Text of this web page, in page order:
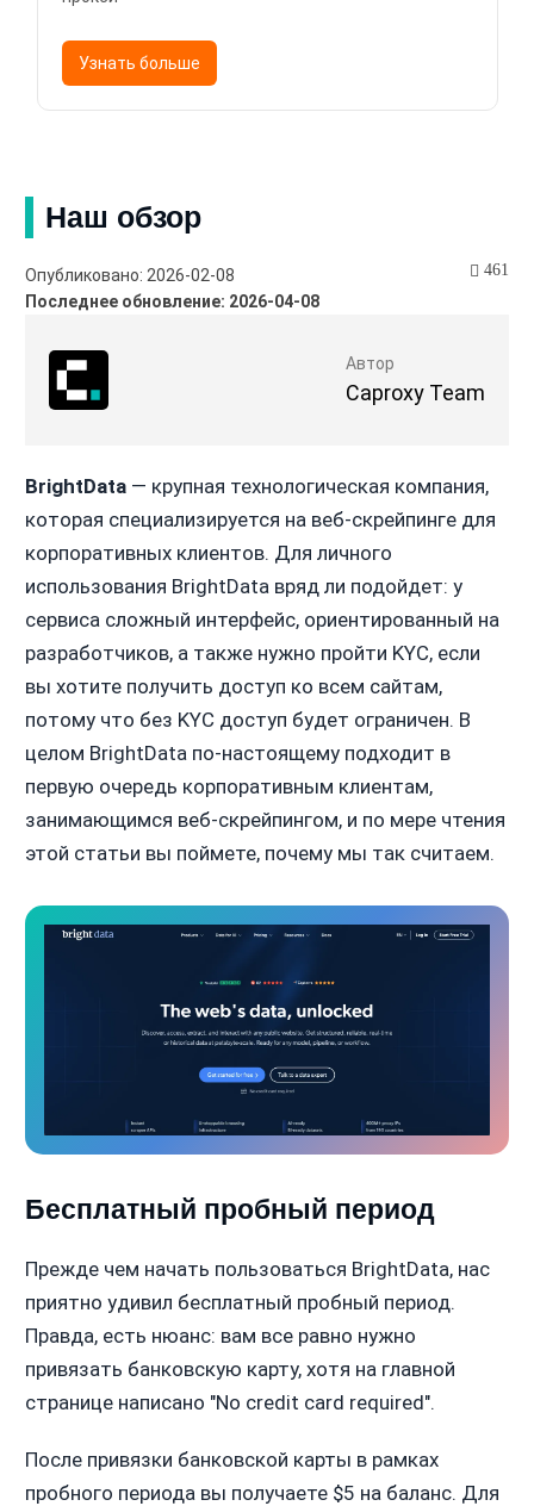
Узнать больше
Наш обзор
Автор
Caproxy Team
Опубликовано: 2026-02-08
Последнее обновление: 2026-04-08
461
BrightData— крупная технологическая компания,
которая специализируется на веб-скрейпинге для
корпоративных клиентов. Для личного
использования BrightData вряд ли подойдет: у
сервиса сложный интерфейс, ориентированный на
разработчиков, а также нужно пройти KYC, если
вы хотите получить доступ ко всем сайтам,
потому что без KYC доступ будет ограничен. В
целом BrightData по-настоящему подходит в
первую очередь корпоративным клиентам,
занимающимся веб-скрейпингом, и по мере чтения
этой статьи вы поймете, почему мы так считаем.
Бесплатный пробный период
Прежде чем начать пользоваться BrightData, нас
приятно удивил бесплатный пробный период.
Правда, есть нюанс: вам все равно нужно
привязать банковскую карту, хотя на главной
странице написано "No credit card required".
После привязки банковской карты в рамках
пробного периода вы получаете $5 на баланс. Для